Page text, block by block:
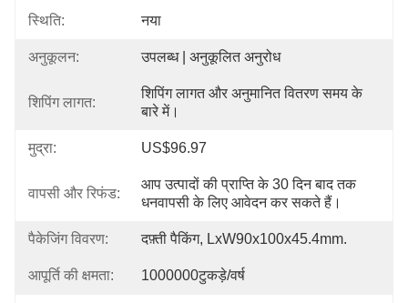
स्थिति: नया
अनुकूलन: उपलब्ध | अनुकूलित अनुरोध
शिपिंग लागत:
शिपिंग लागत और अनुमानित वितरण समय के
बारे में।
मुद्रा: US$96.97
वापसी और रिफंड:
आप उत्पादों की प्राप्ति के 30 दिन बाद तक
धनवापसी के लिए आवेदन कर सकते हैं।
पैकेजिंग विवरण: दफ़्ती पैकिंग, LxW90x100x45.4mm.
आपूर्ति की क्षमता: 1000000टुकड़े/वर्ष